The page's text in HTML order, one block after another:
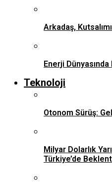
Arkadaş,
Enerji
Teknoloji
Otonom Sürüş:
Milyar Dolarlık
Türkiye’de